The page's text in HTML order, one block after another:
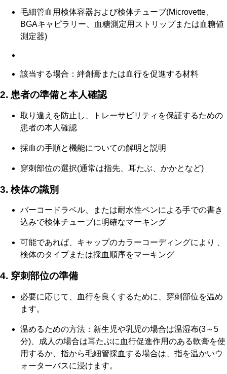
毛細管血用検体容器および検体チューブ(Microvette、
BGAキャピラリー、血糖測定用ストリップまたは血糖値
測定器)
該当する場合：絆創膏または血行を促進する材料
2. 患者の準備と本人確認
取り違えを防止し、トレーサビリティを保証するための
患者の本人確認
採血の手順と機能についての解明と説明
穿刺部位の選択(通常は指先、耳たぶ、かかとなど)
3. 検体の識別
バーコードラベル、または耐水性ペンによる手での書き
込みで検体チューブに明確なマーキング
可能であれば、キャップのカラーコーディングにより 、
検体のタイプまたは採血順序をマーキング
4. 穿刺部位の準備
必要に応じて、血行を良くするために、穿刺部位を温め
ます。
温めるための方法：新生児や乳児の場合は温湿布(3～5
分)、成人の場合は耳たぶに血行促進作用のある軟膏を使
用するか、指から毛細管採血する場合は、指を温かいウ
ォーターバスに浸けます。